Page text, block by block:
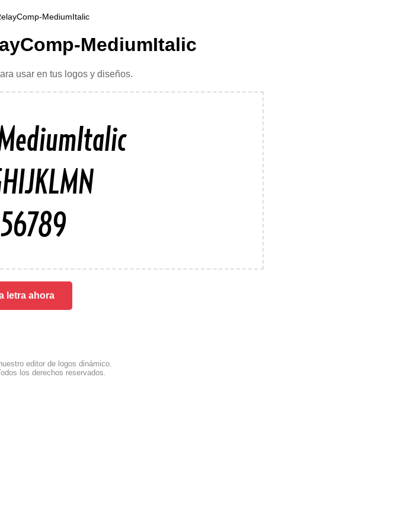
MediumItalic
MediumItalic
usar en tus logos y diseños.
letra ahora
editor de logos dinámico.
los derechos reservados.